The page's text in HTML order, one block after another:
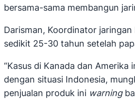
bersama-sama membangun
Darisman, Koordinator
sedikit 25-30 tahun setelah
“Kasus di Kanada dan
dengan situasi Indonesia,
penjualan produk ini warning